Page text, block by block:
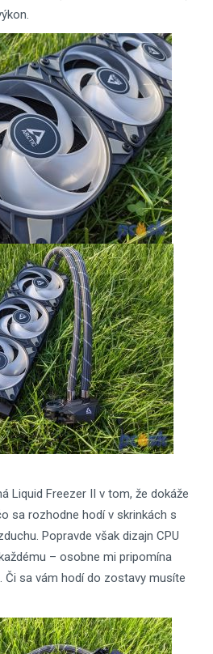
Liquid Freezer II v tom, že dokáže
sa rozhodne hodí v skrinkách s
Popravde však dizajn CPU
– osobne mi pripomína
sa vám hodí do zostavy musíte